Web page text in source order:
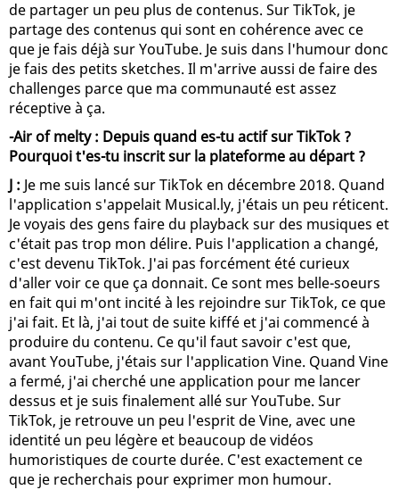
de partager un peu plus de contenus. Sur TikTok, je
partage des contenus qui sont en cohérence avec ce
que je fais déjà sur YouTube. Je suis dans l'humour donc
je fais des petits sketches. Il m'arrive aussi de faire des
challenges parce que ma communauté est assez
réceptive à ça.
-Air of melty : Depuis quand es-tu actif sur TikTok ?
Pourquoi t'es-tu inscrit sur la plateforme au départ ?
J : Je me suis lancé sur TikTok en décembre 2018. Quand
l'application s'appelait Musical.ly, j'étais un peu réticent.
Je voyais des gens faire du playback sur des musiques et
c'était pas trop mon délire. Puis l'application a changé,
c'est devenu TikTok. J'ai pas forcément été curieux
d'aller voir ce que ça donnait. Ce sont mes belle-soeurs
en fait qui m'ont incité à les rejoindre sur TikTok, ce que
j'ai fait. Et là, j'ai tout de suite kiffé et j'ai commencé à
produire du contenu. Ce qu'il faut savoir c'est que,
avant YouTube, j'étais sur l'application Vine. Quand Vine
a fermé, j'ai cherché une application pour me lancer
dessus et je suis finalement allé sur YouTube. Sur
TikTok, je retrouve un peu l'esprit de Vine, avec une
identité un peu légère et beaucoup de vidéos
humoristiques de courte durée. C'est exactement ce
que je recherchais pour exprimer mon humour.